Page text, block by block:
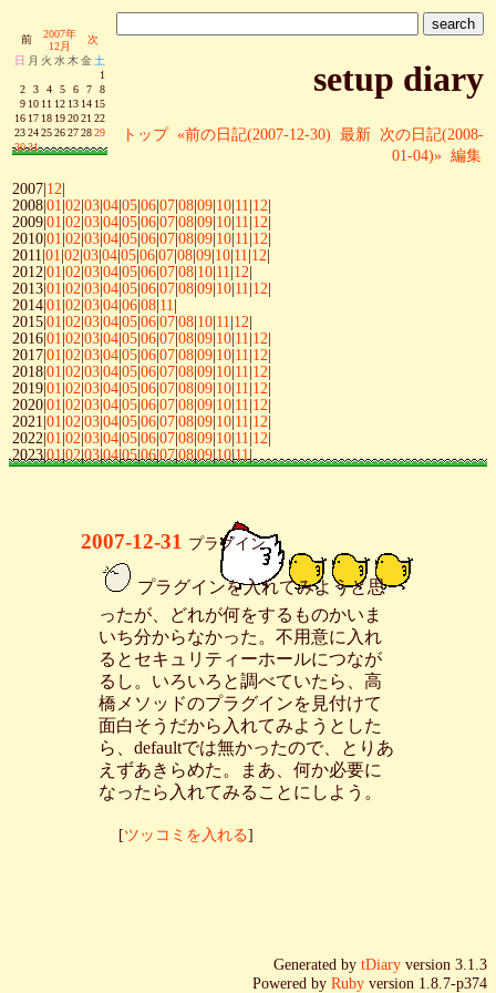
前
2007年
12月
次
日 月 火 水 木 金 土
1
2
3 4 5 6 7
8
9 10 11 12 13 14 15
16 17 18 192021 22
23242526272829
3031
setup diary
トップ «前の日記(2007-12-30) 最新 次の日記(2008-
01-04)» 編集
2007|12|
2008|01|02|03|04|05|06|07|08|09|10|11|12|
2009|01|02|03|04|05|06|07|08|09|10|11|12|
2010|01|02|03|04|05|06|07|08|09|10|11|12|
2011|01|02|03|04|05|06|07|08|09|10|11|12|
2012|01|02|03|04|05|06|07|08|10|11|12|
2013|01|02|03|04|05|06|07|08|09|10|11|12|
2014|01|02|03|04|06|08|11|
2015|01|02|03|04|05|06|07|08|10|11|12|
2016|01|02|03|04|05|06|07|08|09|10|11|12|
2017|01|02|03|04|05|06|07|08|09|10|11|12|
2018|01|02|03|04|05|06|07|08|09|10|11|12|
2019|01|02|03|04|05|06|07|08|09|10|11|12|
2020|01|02|03|04|05|06|07|08|09|10|11|12|
2021|01|02|03|04|05|06|07|08|09|10|11|12|
2022|01|02|03|04|05|06|07|08|09|10|11|12|
2023|01|02|03|04|05|06|07|08|09|10|11|
2007-12-31 プラグイン
プラグインを入れてみようと思
ったが、どれが何をするものかいま
いち分からなかった。不用意に入れ
るとセキュリティーホールにつなが
るし。いろいろと調べていたら、高
橋メソッドのプラグインを見付けて
面白そうだから入れてみようとした
ら、defaultでは無かったので、とりあ
えずあきらめた。まあ、何か必要に
なったら入れてみることにしよう。
[ツッコミを入れる]
Generated by tDiary version 3.1.3
Powered by Ruby version 1.8.7-p374